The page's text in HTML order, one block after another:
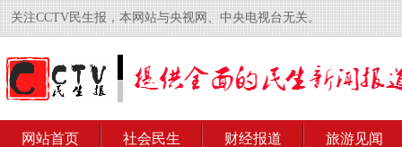
关注CCTV民生报，本网站与央视网、中央电视台无关。
网站首页 社会民生 财经报道 旅游见闻